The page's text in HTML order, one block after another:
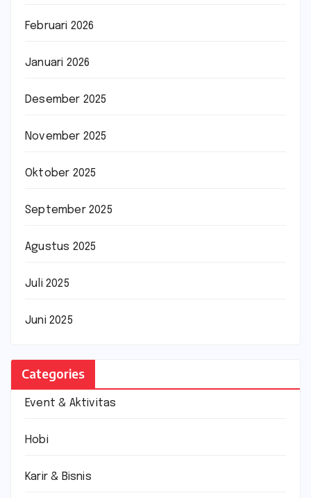
Februari 2026
Januari 2026
Desember 2025
November 2025
Oktober 2025
September 2025
Agustus 2025
Juli 2025
Juni 2025
Categories
Event & Aktivitas
Hobi
Karir & Bisnis